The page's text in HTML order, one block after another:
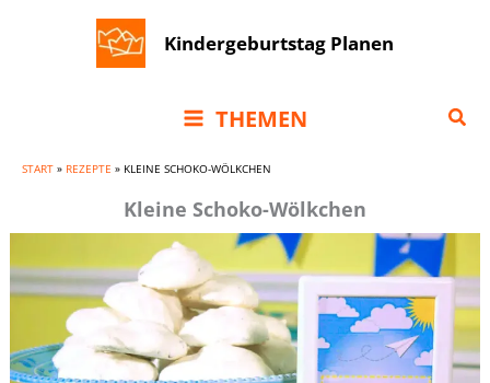
Kindergeburtstag Planen
THEMEN
START » REZEPTE » KLEINE SCHOKO-WÖLKCHEN
Kleine Schoko-Wölkchen